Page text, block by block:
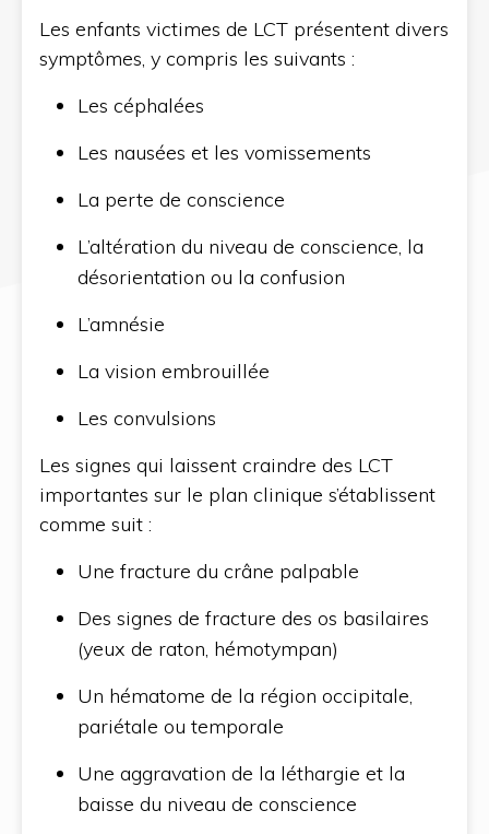
Les enfants victimes de LCT présentent divers
symptômes, y compris les suivants :
Les céphalées
Les nausées et les vomissements
La perte de conscience
L’altération du niveau de conscience, la
désorientation ou la confusion
L’amnésie
La vision embrouillée
Les convulsions
Les signes qui laissent craindre des LCT
importantes sur le plan clinique s’établissent
comme suit :
Une fracture du crâne palpable
Des signes de fracture des os basilaires
(yeux de raton, hémotympan)
Un hématome de la région occipitale,
pariétale ou temporale
Une aggravation de la léthargie et la
baisse du niveau de conscience